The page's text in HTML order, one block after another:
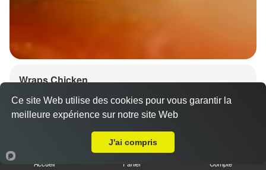
Wraps Chicken
8.50 €
Accueil Panier Compte
Ce site Web utilise des cookies pour vous garantir la
meilleure expérience sur notre site Web
J'ai compris